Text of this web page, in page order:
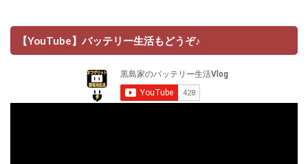
【YouTube】バッテリー生活もどうぞ♪